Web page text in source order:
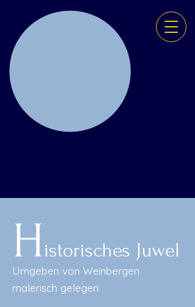
Historisches Juwel
Umgeben von Weinbergen
malerisch gelegen